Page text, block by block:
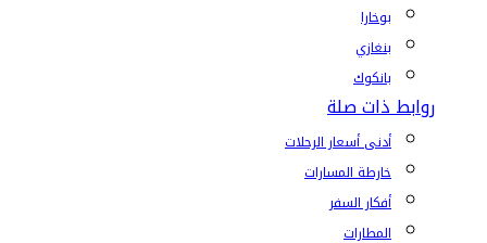
بوخارا
بنغازي
بانكوك
روابط ذات صلة
أدنى أسعار الرحلات
خارطة المسارات
أفكار السفر
المطارات